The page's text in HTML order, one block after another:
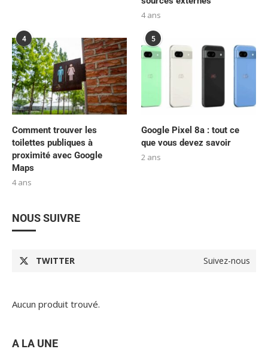
4 ans
4
Comment trouver les
toilettes publiques à
proximité avec Google
Maps
4 ans
5
Google Pixel 8a : tout ce
que vous devez savoir
2 ans
NOUS SUIVRE
TWITTER Suivez-nous
Aucun produit trouvé.
A LA UNE